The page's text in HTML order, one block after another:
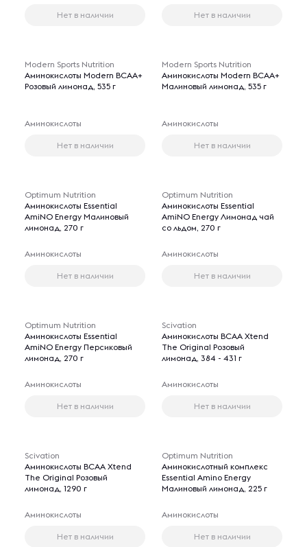
Нет в наличии Нет в наличии
Modern Sports Nutrition
Аминокислоты Modern BCAA+
Розовый лимонад, 535 г
Аминокислоты
Нет в наличии
Modern Sports Nutrition
Аминокислоты Modern BCAA+
Малиновый лимонад, 535 г
Аминокислоты
Нет в наличии
Optimum Nutrition
Аминокислоты Essential
AmiNO Energy Малиновый
лимонад, 270 г
Аминокислоты
Нет в наличии
Optimum Nutrition
Аминокислоты Essential
AmiNO Energy Лимонад чай
со льдом, 270 г
Аминокислоты
Нет в наличии
Optimum Nutrition
Аминокислоты Essential
AmiNO Energy Персиковый
лимонад, 270 г
Аминокислоты
Нет в наличии
Scivation
Аминокислоты BCAA Xtend
The Original Розовый
лимонад, 384 - 431 г
Аминокислоты
Нет в наличии
Scivation
Аминокислоты BCAA Xtend
The Original Розовый
лимонад, 1290 г
Аминокислоты
Нет в наличии
Optimum Nutrition
Аминокислотный комплекс
Essential Amino Energy
Малиновый лимонад, 225 г
Аминокислоты
Нет в наличии